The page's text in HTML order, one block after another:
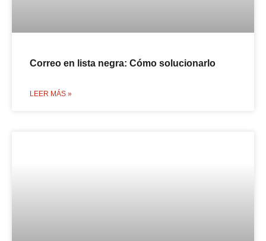
Correo en lista negra: Cómo solucionarlo
LEER MÁS »